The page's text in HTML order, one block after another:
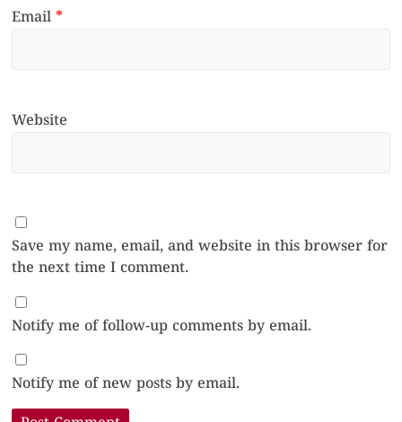
Email*
Website
Save my name, email, and website in this browser for
the next time I comment.
Notify me of follow-up comments by email.
Notify me of new posts by email.